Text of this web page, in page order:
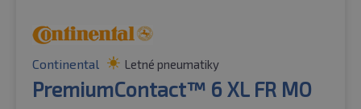
Continental Letné pneumatiky
PremiumContact™ 6 XL FR MO